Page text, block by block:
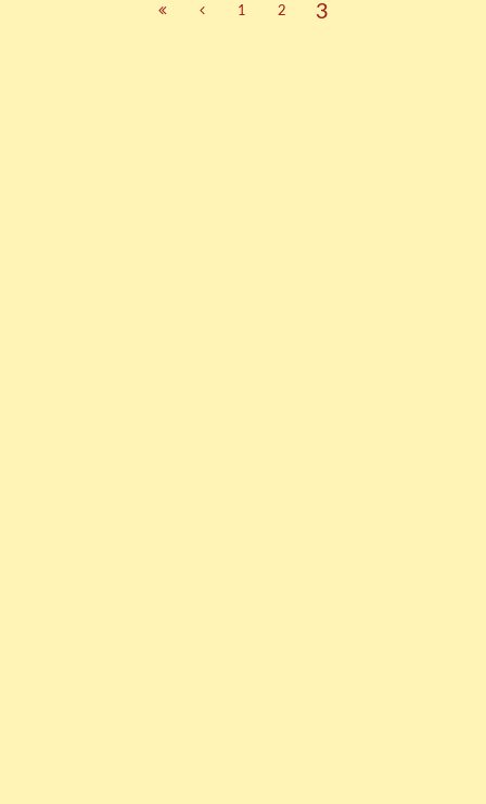
1 2 3